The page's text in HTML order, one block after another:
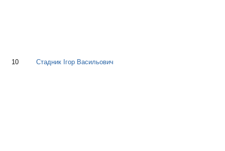
10 Стадник Ігор Васильович